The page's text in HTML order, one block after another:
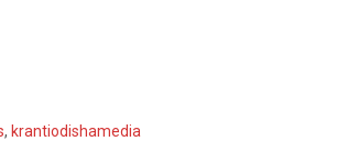
, krantiodishamedia